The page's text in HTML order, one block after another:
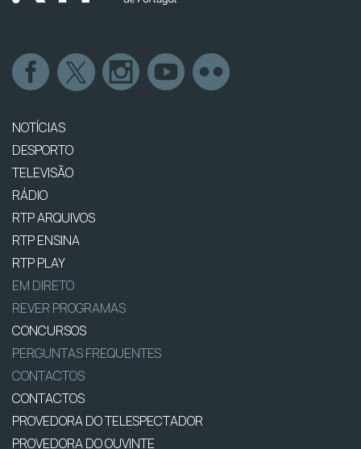
NOTÍCIAS
DESPORTO
TELEVISÃO
RÁDIO
RTP ARQUIVOS
RTP ENSINA
RTP PLAY
EM DIRETO
REVER PROGRAMAS
CONCURSOS
PERGUNTAS FREQUENTES
CONTACTOS
CONTACTOS
PROVEDORA DO TELESPECTADOR
PROVEDORA DO OUVINTE